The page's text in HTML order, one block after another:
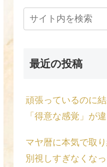
最近の投稿
頑張っているのに
「得意な感覚」が
マヤ暦に本気で取
別視しすぎなくな